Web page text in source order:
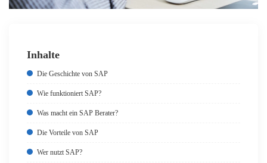
Inhalte
Die Geschichte von SAP
Wie funktioniert SAP?
Was macht ein SAP Berater?
Die Vorteile von SAP
Wer nutzt SAP?